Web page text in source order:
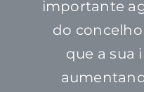
importante
do
que a sua